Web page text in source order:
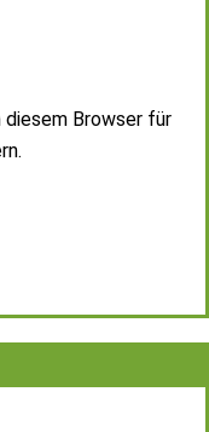
diesem Browser für